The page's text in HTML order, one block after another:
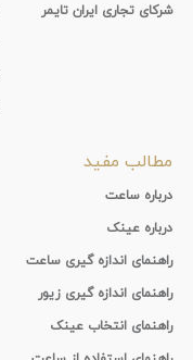
شرکای تجاری ایران تایمر
مطالب مفید
درباره ساعت
درباره عینک
راهنمای اندازه گیری ساعت
راهنمای اندازه گیری زیور
راهنمای انتخاب عینک